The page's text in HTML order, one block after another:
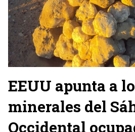
EEUU apunta a
minerales del
Occidental